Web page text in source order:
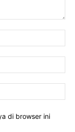
di browser ini